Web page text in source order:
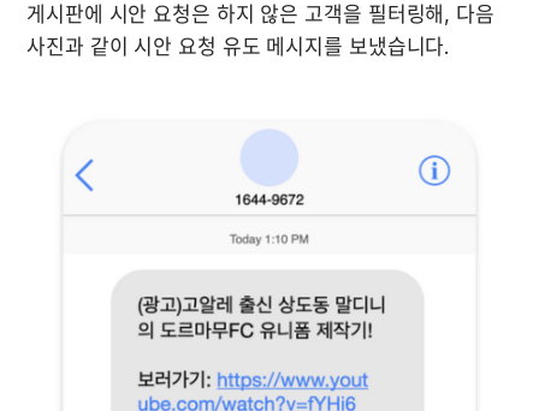
게시판에 시안 요청은 하지 않은 고객을 필터링해, 다음